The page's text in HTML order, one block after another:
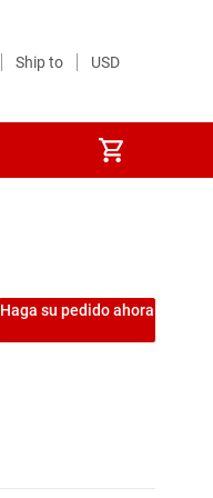
Haga su pedido ahora